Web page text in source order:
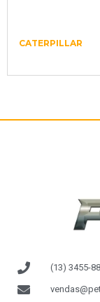
CATERPILLAR
(13) 3455-